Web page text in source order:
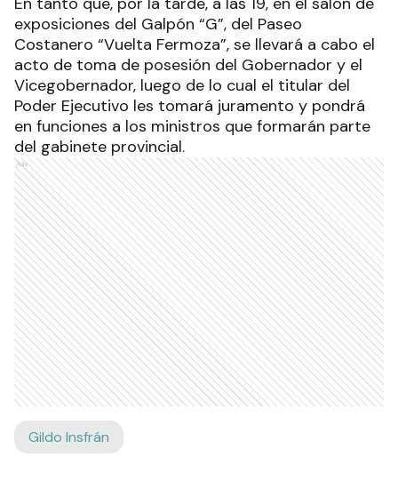
exposiciones del Galpón “G”, del Paseo
Costanero “Vuelta Fermoza”, se llevará a cabo el
acto de toma de posesión del Gobernador y el
Vicegobernador, luego de lo cual el titular del
Poder Ejecutivo les tomará juramento y pondrá
en funciones a los ministros que formarán parte
del gabinete provincial.
Ads
Gildo Insfrán